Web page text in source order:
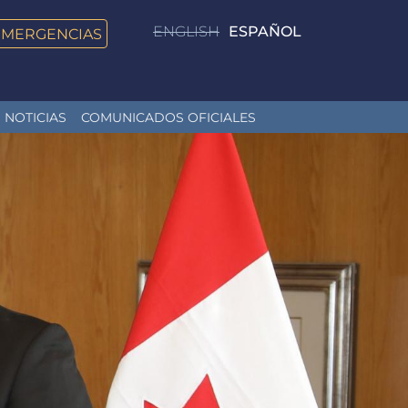
ENGLISH ESPAÑOL
NOTICIAS COMUNICADOS OFICIALES